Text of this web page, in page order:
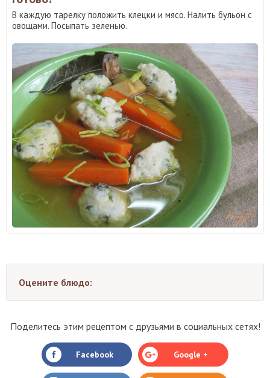
В каждую тарелку положить клецки и мясо. Налить бульон с
овощами. Посыпать зеленью.
Оцените блюдо:
Поделитесь этим рецептом с друзьями в социальных сетях!
Facebook Google +